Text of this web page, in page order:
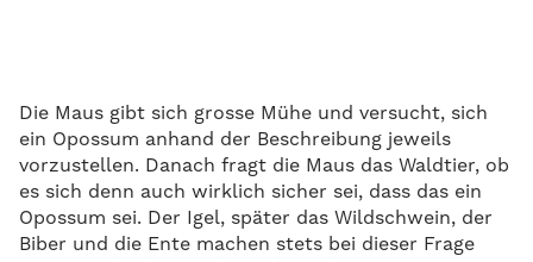
Die Maus gibt sich grosse Mühe und versucht, sich
ein Opossum anhand der Beschreibung jeweils
vorzustellen. Danach fragt die Maus das Waldtier, ob
es sich denn auch wirklich sicher sei, dass das ein
Opossum sei. Der Igel, später das Wildschwein, der
Biber und die Ente machen stets bei dieser Frage